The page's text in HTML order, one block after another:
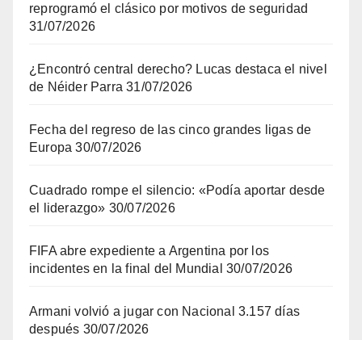
reprogramó el clásico por motivos de seguridad
31/07/2026
¿Encontró central derecho? Lucas destaca el nivel
de Néider Parra 31/07/2026
Fecha del regreso de las cinco grandes ligas de
Europa 30/07/2026
Cuadrado rompe el silencio: «Podía aportar desde
el liderazgo» 30/07/2026
FIFA abre expediente a Argentina por los
incidentes en la final del Mundial 30/07/2026
Armani volvió a jugar con Nacional 3.157 días
después 30/07/2026